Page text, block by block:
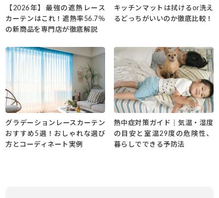
【2026年】最強の遮熱レース
カーテンはこれ！遮熱率56.7％
の新商品を専門店が徹底解説
キッチンマットは拭けるor洗え
るどっちがいいのか徹底比較！
グラデーションレースカーテン
おすすめ5選！おしゃれな選び
方とコーディネート実例
熱中症対策ガイド｜気温・湿度
の目安と室温29度の危険性、
暮らしでできる予防法